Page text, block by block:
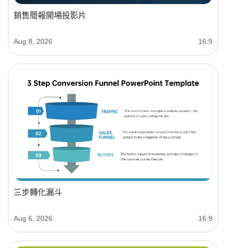
銷售簡報開場投影片
Aug 8, 2026 16:9
三步轉化漏斗
Aug 6, 2026 16:9